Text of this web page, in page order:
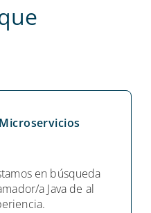
en búsqueda
a Java de al